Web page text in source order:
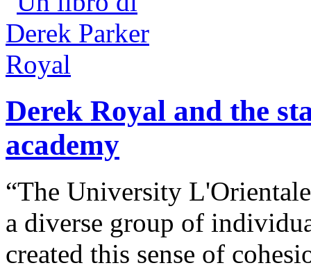
Derek Royal and the
academy
“The University
a diverse group of
created this sense of